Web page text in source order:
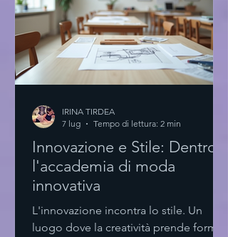
Innovazione e Stile: Dentro
l'accademia di moda
innovativa
L'innovazione incontra lo stile. Un
luogo dove la creatività prende forma.
IRINA TIRDEA
7 lug
Tempo di lettura: 2 min